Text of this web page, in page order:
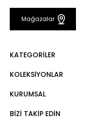
Mağazalar
KATEGORILER
Elbise
Pantolon
KOLEKSIYONLAR
Mert Aslan
Night Zoom
KURUMSAL
Hakkımızda
BIZI TAKIP EDIN